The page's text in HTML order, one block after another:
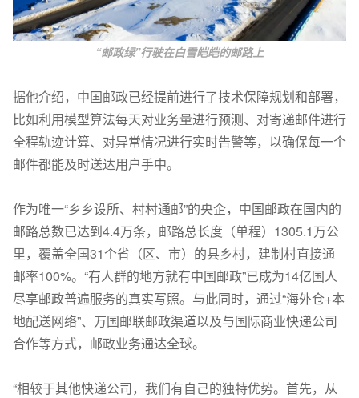
“邮政绿”行驶在白雪皑皑的邮路上
据他介绍，中国邮政已经提前进行了技术保障规划和部署，
比如利用模型算法每天对业务量进行预测、对寄递邮件进行
全程轨迹计算、对异常情况进行实时告警等，以确保每一个
邮件都能及时送达用户手中。
作为唯一“乡乡设所、村村通邮”的央企，中国邮政在国内的
邮路总数已达到4.4万条，邮路总长度（单程）1305.1万公
里，覆盖全国31个省（区、市）的县乡村，建制村直接通
邮率100%。“有人群的地方就有中国邮政”已成为14亿国人
尽享邮政普遍服务的真实写照。与此同时，通过“海外仓+本
地配送网络”、万国邮联邮政渠道以及与国际商业快递公司
合作等方式，邮政业务通达全球。
“相较于其他快递公司，我们有自己的独特优势。首先，从